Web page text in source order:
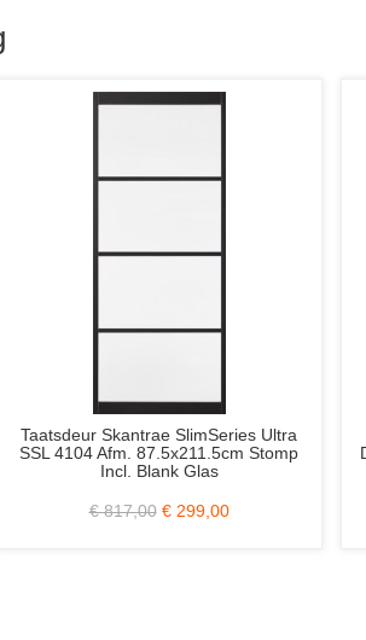
C 103x231.5
Glas Zonder Slotgat
€ 379,00
Skantrae
Stomp